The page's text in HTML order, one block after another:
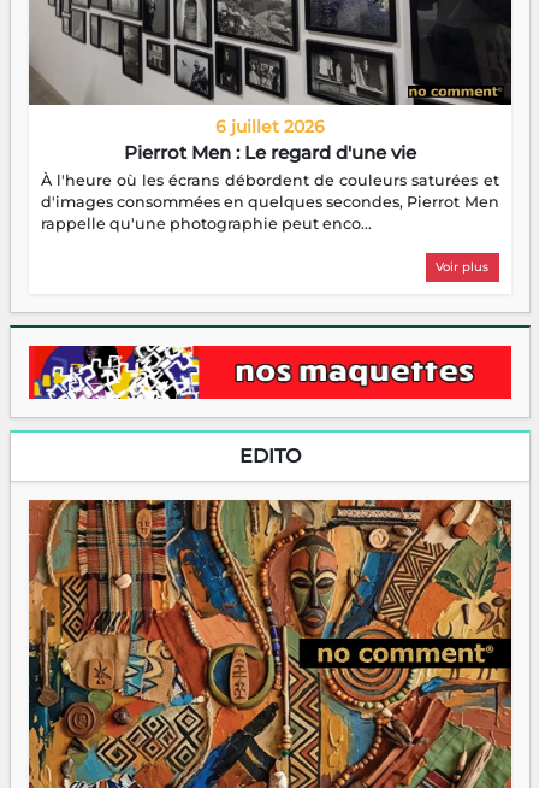
6 juillet 2026
Pierrot Men : Le regard d'une vie
À l'heure où les écrans débordent de couleurs saturées et
d'images consommées en quelques secondes, Pierrot Men
rappelle qu'une photographie peut enco...
Voir plus
EDITO